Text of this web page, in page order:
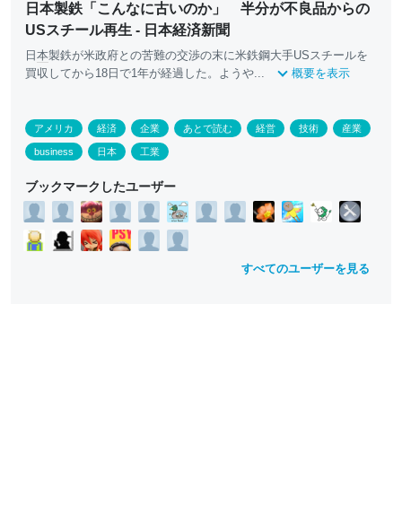
日本製鉄「こんなに古いのか」 半分が不良品からの
USスチール再生 - 日本経済新聞
日 本製鉄が米政府との苦難の交渉の末に米鉄鋼大手USスチールを
買収してから18日で1年が経過した。ようや...
概要を表示
アメリカ 経済 企業 あとで読む 経営 技術 産業
business 日本 工業
ブックマークしたユーザー
すべてのユーザーを見る